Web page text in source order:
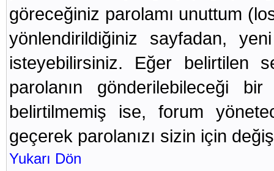
göreceğiniz parolamı unuttum
yönlendirildiğiniz sayfadan,
isteyebilirsiniz. Eğer belirtilen
parolanın gönderilebileceği
belirtilmemiş ise, forum
geçerek parolanızı sizin için
Yukarı Dön